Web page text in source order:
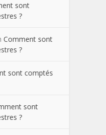
sont
?
Comment sont
?
sont comptés
sont
?